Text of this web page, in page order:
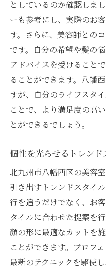
としているのか確認しま
ーも参考にし、実際のお
す。さらに、美容師との
です。自分の希望や髪の
アドバイスを受けること
ることができます。八幡
すが、自分のライフスタ
ことで、より満足度の高
とができるでしょう。
個性を光らせるトレンド
北九州市八幡西区の美容
引き出すトレンドスタイ
行を追うだけでなく、お
タイルに合わせた提案を
顔の形に最適なカットを
ことができます。プロフ
最新のテクニックを駆使